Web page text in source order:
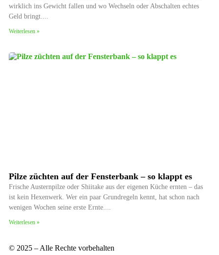
wirklich ins Gewicht fallen und wo Wechseln oder Abschalten echtes
Geld bringt.
Weiterlesen »
Pilze züchten auf der Fensterbank – so klappt es
Frische Austernpilze oder Shiitake aus der eigenen Küche ernten – das
ist kein Hexenwerk. Wer ein paar Grundregeln kennt, hat schon nach
wenigen Wochen seine erste Ernte.
Weiterlesen »
© 2025 – Alle Rechte vorbehalten